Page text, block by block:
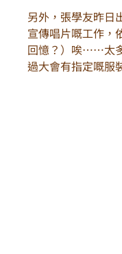
另外，張學友昨日
宣傳唱片嘅工作，
回憶？）唉……太
過大會有指定嘅服